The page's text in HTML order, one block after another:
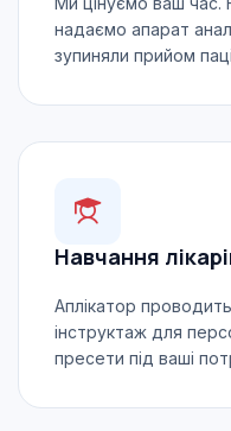
надаємо апарат
зупиняли прийом
Навчання
Аплікатор
інструктаж для
пресети під ваші